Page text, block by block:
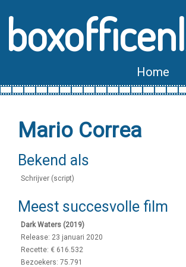
boxofficenl
Home
Mario Correa
Bekend als
Schrijver (script)
Meest succesvolle film
Dark Waters (2019)
Release: 23 januari 2020
Recette: € 616.532
Bezoekers: 75.791